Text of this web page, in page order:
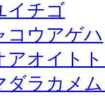
イチゴ
コウアゲハ
アオイト
ダラカメ